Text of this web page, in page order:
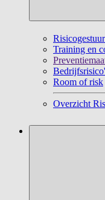
Training en
Room of risk
Overzicht